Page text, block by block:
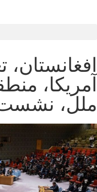
افغانستان،
آمریکا،
ملل،